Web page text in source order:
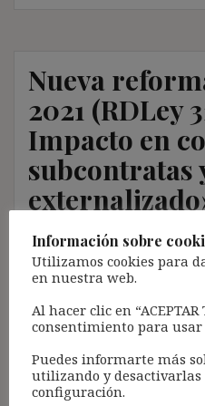
Nueva
2021 (RDLey
Impacto en
subcontratas
valoraciones
nuevos arts.
16 ET)
29 diciembre, 2021 ibdehere
Nota:
El propósito de este blog
Información sobre
Utilizamos cookies para
en nuestra web.
Al hacer clic en
consentimiento para usar
Puedes informarte más
utilizando y
configuración.